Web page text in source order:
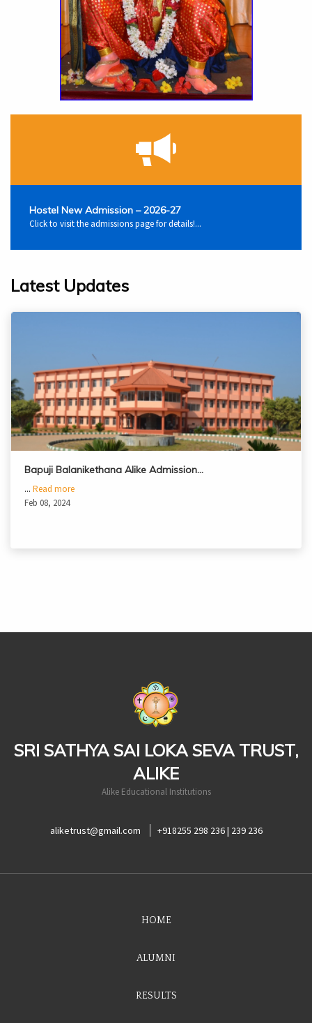
Hostel New Admission – 2026-27
Click to visit the admissions page for details!...
Latest Updates
Bapuji Balanikethana Alike Admission…
... Read more
Feb 08, 2024
SRI SATHYA SAI LOKA SEVA TRUST,
ALIKE
Alike Educational Institutions
aliketrust@gmail.com +918255 298 236 | 239 236
HOME
ALUMNI
RESULTS